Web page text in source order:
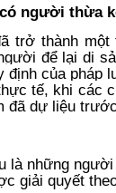
người thừa
trở thành
để lại di
định của
tế, khi các
đã dự liệu
những
giải quyết